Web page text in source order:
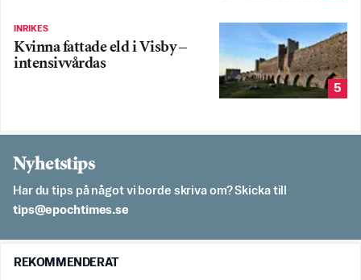
INRIKES
Kvinna fattade eld i Visby –
intensivvårdas
5
Nyhetstips
Har du tips på något vi borde skriva om? Skicka till
es.semithcope@spit
REKOMMENDERAT